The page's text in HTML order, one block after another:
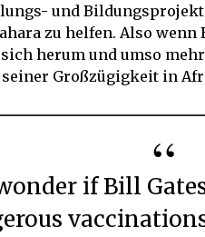
und
zu helfen. Also wenn
herum und umso
Großzügigkeit in